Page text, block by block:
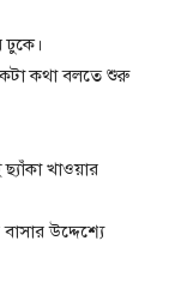
ঢুকে।
কথা বলতে শুরু
খাওয়ার
উদ্দেশ্যে